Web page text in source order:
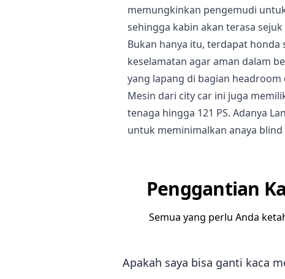
memungkinkan pengemudi
sehingga kabin akan terasa
Bukan hanya itu, terdapat
keselamatan agar aman dalam
yang lapang di bagian
Mesin dari city car ini juga
tenaga hingga 121 PS. Adanya
untuk meminimalkan anaya
Penggantian
Semua yang perlu Anda
Apakah saya bisa ganti kaca